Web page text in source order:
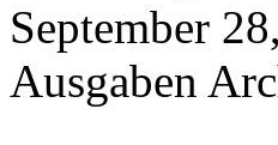
September
Ausgaben